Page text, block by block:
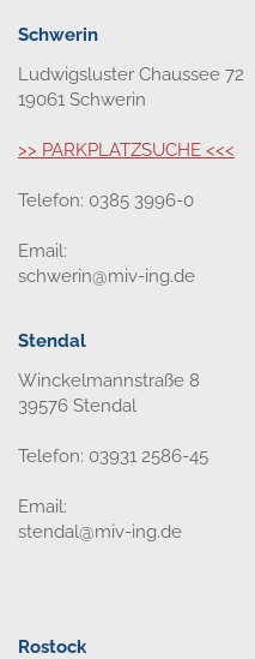
Schwerin
Ludwigsluster Chaussee 72
19061 Schwerin
>> PARKPLATZSUCHE <<<
Telefon: 0385 3996-0
Email:
schwerin@miv-ing.de
Stendal
Winckelmannstraße 8
39576 Stendal
Telefon: 03931 2586-45
Email:
stendal@miv-ing.de
Rostock